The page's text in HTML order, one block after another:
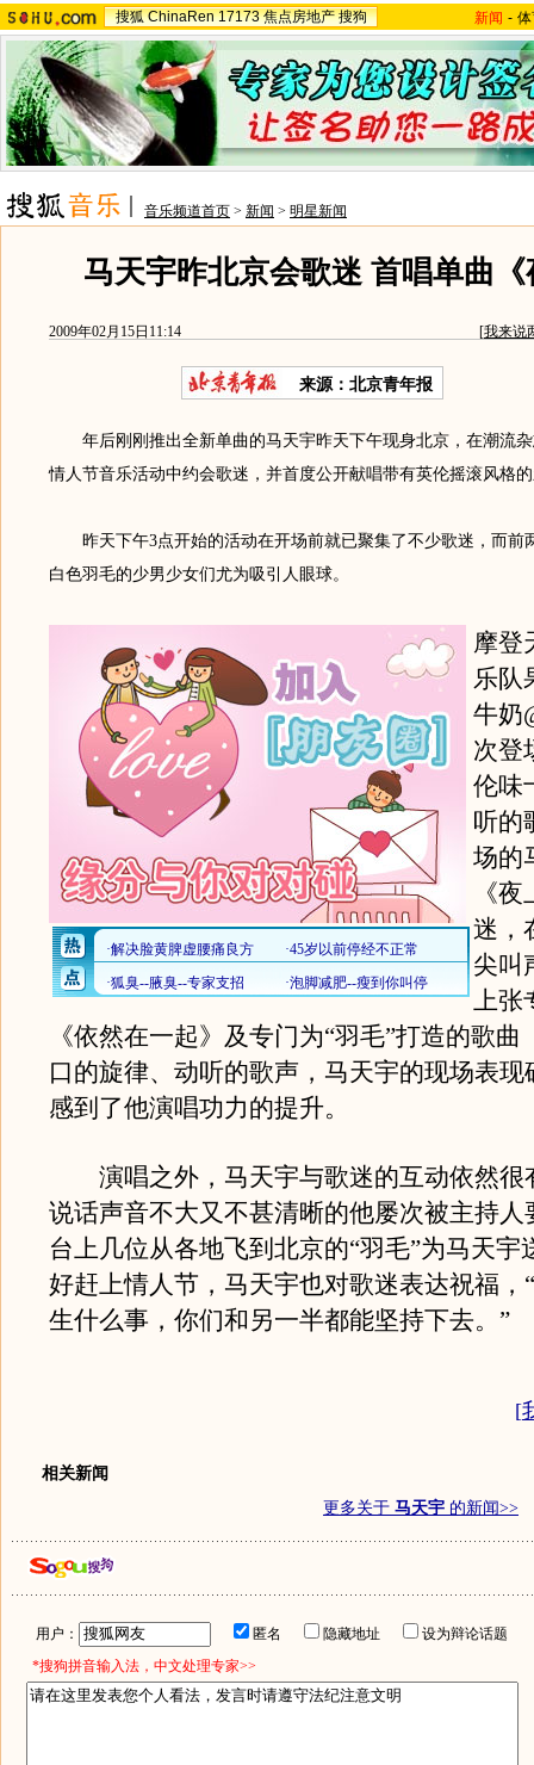
搜狐 ChinaRen 17173 焦点房地产 搜狗 新闻 -
音乐频道首页 > 新闻 > 明星新闻
马天宇昨北京会歌迷 首唱单曲
2009年02月15日11:14 [我来说
来源：北京青年报
年后刚刚推出全新单曲的马天宇昨天下午现身北京，在潮流杂
情人节音乐活动中约会歌迷，并首度公开献唱带有英伦摇滚风格
昨天下午3点开始的活动在开场前就已聚集了不少歌迷，而前
白色羽毛的少男少女们尤为吸引人眼球。
摩登
乐队
牛奶
次登
伦味
听的
场的
《
迷，
尖叫
上张
《依然在一起》及专门为“羽毛”打造的歌曲
口的旋律、动听的歌声，马天宇的现场表现
感到了他演唱功力的提升。
演唱之外，马天宇与歌迷的互动依然很
说话声音不大又不甚清晰的他屡次被主持人
台上几位从各地飞到北京的“羽毛”为马天宇
好赶上情人节，马天宇也对歌迷表达祝福，
生什么事，你们和另一半都能坚持下去。”
[
相关新闻
更多关于 马天宇 的新闻>>
用户： 匿名 隐藏地址
设为辩论话题
*搜狗拼音输入法，中文处理专家>>